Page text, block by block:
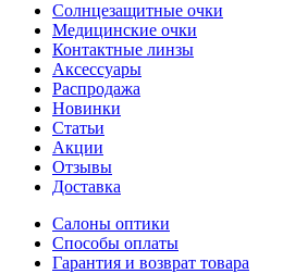
Солнцезащитные очки
Медицинские очки
Контактные линзы
Аксессуары
Распродажа
Новинки
Статьи
Акции
Отзывы
Доставка
Салоны оптики
Способы оплаты
Гарантия и возврат товара